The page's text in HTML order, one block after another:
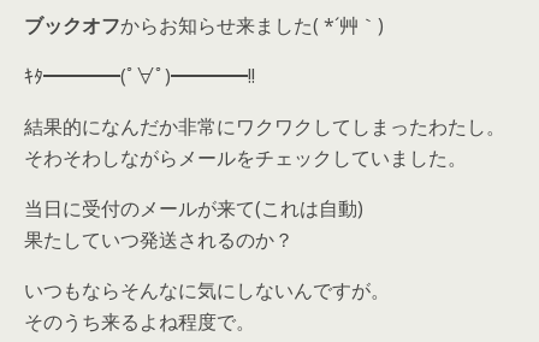
ブックオフからお知らせ来ました( *´艸｀)
ｷﾀ━━━━(ﾟ∀ﾟ)━━━━!!
結果的になんだか非常にワクワクしてしまったわたし。
そわそわしながらメールをチェックしていました。
当日に受付のメールが来て(これは自動)
果たしていつ発送されるのか？
いつもならそんなに気にしないんですが。
そのうち来るよね程度で。